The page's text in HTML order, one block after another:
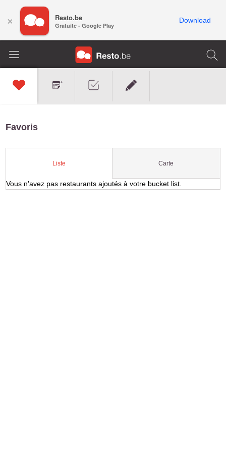
Favoris
Liste Carte
Vous n'avez pas restaurants ajoutés à votre bucket list.
× Resto.be
Gratuite - Google Play
Download